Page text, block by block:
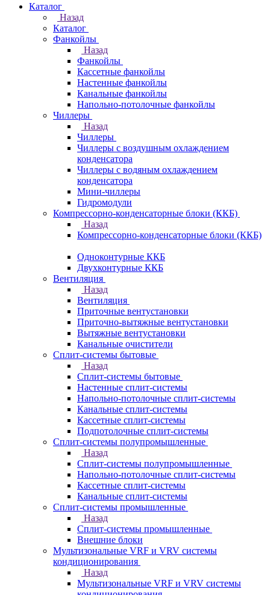
Каталог
Назад
Каталог
Фанкойлы
Назад
Фанкойлы
Кассетные фанкойлы
Настенные фанкойлы
Канальные фанкойлы
Напольно-потолочные фанкойлы
Чиллеры
Назад
Чиллеры
Чиллеры с воздушным охлаждением
конденсатора
Чиллеры с водяным охлаждением
конденсатора
Мини-чиллеры
Гидромодули
Компрессорно-конденсаторные блоки (ККБ)
Назад
Компрессорно-конденсаторные блоки (ККБ)
Одноконтурные ККБ
Двухконтурные ККБ
Вентиляция
Назад
Вентиляция
Приточные вентустановки
Приточно-вытяжные вентустановки
Вытяжные вентустановки
Канальные очистители
Сплит-системы бытовые
Назад
Сплит-системы бытовые
Настенные сплит-системы
Напольно-потолочные сплит-системы
Канальные сплит-системы
Кассетные сплит-системы
Подпотолочные сплит-системы
Сплит-системы полупромышленные
Назад
Сплит-системы полупромышленные
Напольно-потолочные сплит-системы
Кассетные сплит-системы
Канальные сплит-системы
Сплит-системы промышленные
Назад
Сплит-системы промышленные
Внешние блоки
Мультизональные VRF и VRV системы
кондиционирования
Назад
Мультизональные VRF и VRV системы